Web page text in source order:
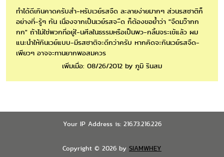
ทำได้ดีเกินคาดครับสำ-หรับเวย์รสจืด ละลายง่ายมากๆ ส่วนรสชาติก็
อย่างที่-รู้ๆ กัน เนื่องจากเป็นเวย์รสจ-ืด ก็ต้องขอย้ำว่า "จืดมว๊ากก
กก" ถ้าไม่ใช่พวกที่อยู่ใ-นศีลในธรรมหรือเป็นพว-กลิ้นจระเข้แล้ว ผม
แนะนำให้กินเวย์แบบ-มีรสชาติจะดีกว่าครับ หากคิดจะกินเวย์รสจืด-
เพียวๆ อาจจะทานยากพอสมควร
เพิ่มเมื่อ: 08/26/2012 by ภูมิ รินสม
Your IP Address is: 216.73.216.226
Copyright © 2026 by SIAMWHEY